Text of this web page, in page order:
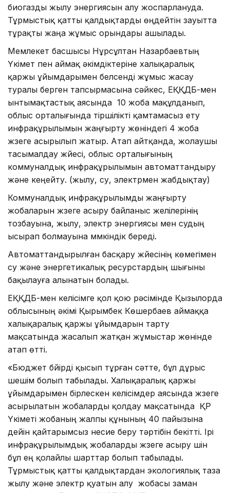
биогазды жылу энергиясын алу жоспарлануда.
Тұрмыстық қатты қалдықтарды өңдейтін зауытта
тұрақты жаңа жұмыс орындары ашылады.
Мемлекет басшысы Нұрсұлтан Назарбаевтың
Үкімет пен аймақ әкімдіктеріне халықаралық
қаржы ұйымдарымен белсенді жұмыс жасау
туралы берген тапсырмасына сәйкес, ЕҚҚДБ-мен
ынтымақтастық аясында 10 жоба мақұлданып,
облыс орталығында тіршілікті қамтамасыз ету
инфрақұрылымын жаңғырту жөніндегі 4 жоба
жүзеге асырылып жатыр. Атап айтқанда, жолаушы
тасымалдау жүйесі, облыс орталығының
коммуналдық инфрақұрылымын автоматтандыру
және кеңейту. (жылу, су, электрмен жабдықтау)
Коммуналдық инфрақұрылымды жаңғырту
жобаларын жүзеге асыру байланыс желілерінің
тозбауына, жылу, электр энергиясы мен судың
ысырап болмауына мүмкіндік береді.
Автоматтандырылған басқару жүйесінің көмегімен
су және энергетикалық ресурстардың шығыны
бақылауға алынатын болады.
ЕҚҚДБ-мен келісімге қол қою рәсімінде Қызылорда
облысының әкімі Қырымбек Көшербаев аймаққа
халықаралық қаржы ұйымдарын тарту
мақсатында жасалып жатқан жұмыстар жөнінде
атап өтті.
«Бюджет бүйірді қысып тұрған сәтте, бұл дұрыс
шешім болып табылады. Халықаралық қаржы
ұйымдарымен бірлескен келісімдер аясында жүзеге
асырылатын жобаларды қолдау мақсатында ҚР
Үкіметі жобаның жалпы құнының 40 пайызына
дейін қайтарымсыз несие беру тәртібін бекітті. Ірі
инфрақұрылымдық жобаларды жүзеге асыру үшін
бұл ең қолайлы шарттар болып табылады.
Тұрмыстық қатты қалдықтардан экологиялық таза
жылу және электр қуатын алу жобасы заман